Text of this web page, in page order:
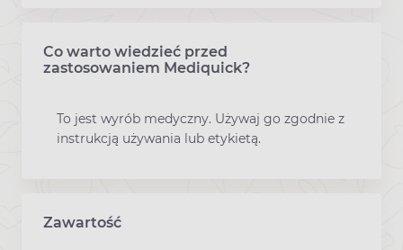
Co warto wiedzieć przed
zastosowaniem Mediquick?
To jest wyrób medyczny. Używaj go zgodnie z
instrukcją używania lub etykietą.
Zawartość